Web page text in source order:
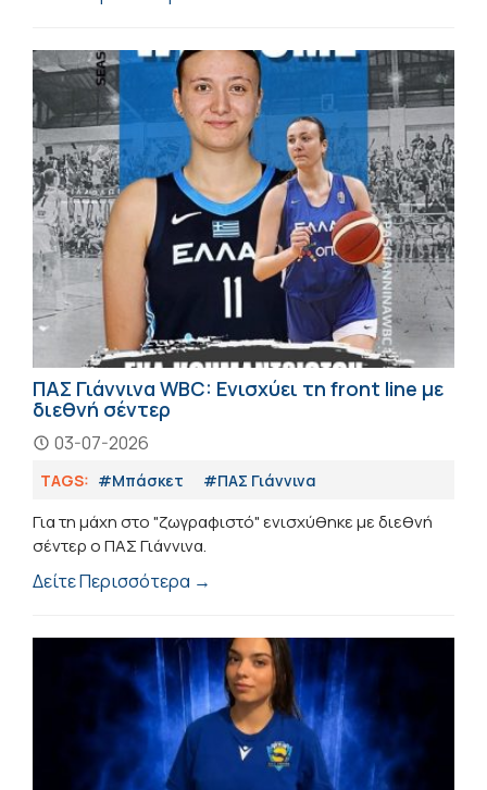
ΠΑΣ Γιάννινα WBC: Ενισχύει τη front line με
διεθνή σέντερ
03-07-2026
TAGS: #Μπάσκετ #ΠΑΣ Γιάννινα
Για τη μάχη στο "ζωγραφιστό" ενισχύθηκε με διεθνή
σέντερ ο ΠΑΣ Γιάννινα.
Δείτε Περισσότερα →